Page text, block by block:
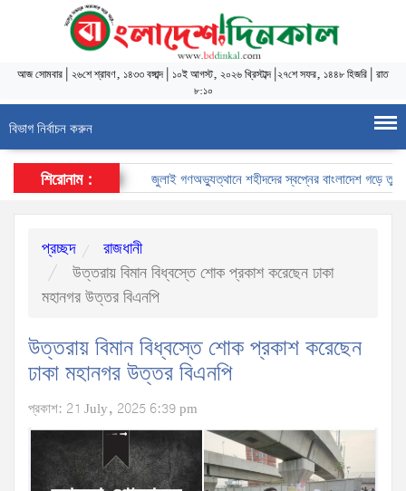
আজসোমবার ২৬শে শ্রাবণ, ১৪৩৩ বঙ্গাব্দ| ১০ই আগস্ট, ২০২৬ খ্রিস্টাব্দ| ২৭শে সফর, ১৪৪৮ হিজরি রাত
৮:১০
বিভাগ নির্বাচন করুন
শিরোনাম : জুলাই গণঅভ্যুত্থানে শহীদদের স্বপ্নের বাংলাদেশ গড়ে তুলতে
প্রচ্ছদ
রাজধানী
উত্তরায় বিমান বিধ্বস্তে শোক প্রকাশ করেছেন ঢাকা
মহানগর উত্তর বিএনপি
উত্তরায় বিমান বিধ্বস্তে শোক প্রকাশ করেছেন
ঢাকা মহানগর উত্তর বিএনপি
প্রকাশ: 21 July, 2025 6:39 pm